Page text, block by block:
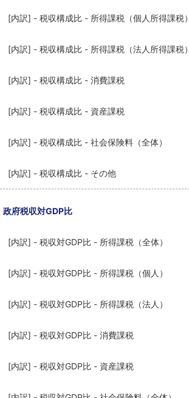
[内訳] - 税収構成比 - 所得課税（個人所得課税）
[内訳] - 税収構成比 - 所得課税（法人所得課税）
[内訳] - 税収構成比 - 消費課税
[内訳] - 税収構成比 - 資産課税
[内訳] - 税収構成比 - 社会保険料（全体）
[内訳] - 税収構成比 - その他
政府税収対GDP比
[内訳] - 税収対GDP比 - 所得課税（全体）
[内訳] - 税収対GDP比 - 所得課税（個人）
[内訳] - 税収対GDP比 - 所得課税（法人）
[内訳] - 税収対GDP比 - 消費課税
[内訳] - 税収対GDP比 - 資産課税